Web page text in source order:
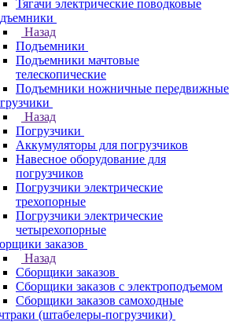
Тягачи электрические поводковые
Назад
Подъемники
Подъемники мачтовые
телескопические
Подъемники ножничные передвижные
Назад
Погрузчики
Аккумуляторы для погрузчиков
Навесное оборудование для
погрузчиков
Погрузчики электрические
трехопорные
Погрузчики электрические
четырехопорные
заказов
Назад
Сборщики заказов
Сборщики заказов с электроподъемом
Сборщики заказов самоходные
(штабелеры-погрузчики)